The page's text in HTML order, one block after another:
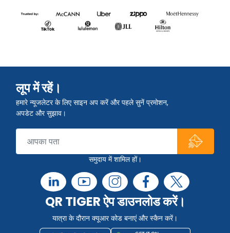
लूप में रहें।
हमारे न्यूजलेटर के लिए साइन अप करें और पहले सुनें प्रमोशन,
अपडेट और सुझाव।
समुदाय में शामिल हों।
QR TIGER ऐप डाउनलोड करें।
यात्रा के दौरान क्यूआर कोड बनाएं और स्कैन करें।